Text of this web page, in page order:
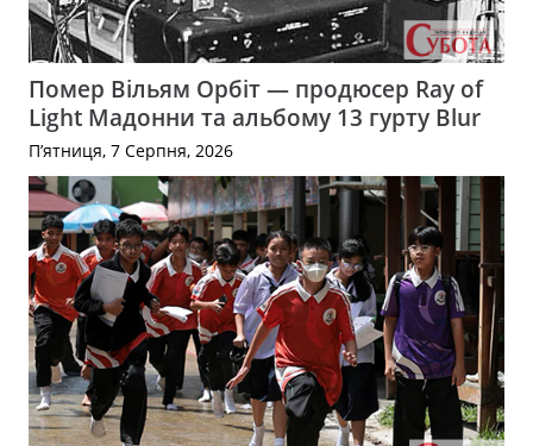
Помер Вільям Орбіт — продюсер Ray of
Light Мадонни та альбому 13 гурту Blur
П’ятниця, 7 Серпня, 2026